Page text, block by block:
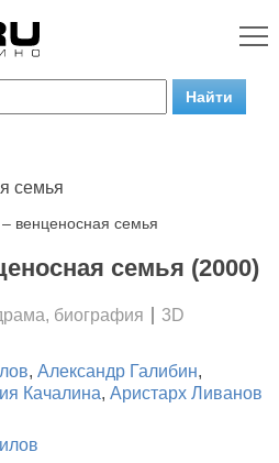
семья
семья (2000)
биография
3D
, Александр Галибин,
Качалина, Аристарх Ливанов